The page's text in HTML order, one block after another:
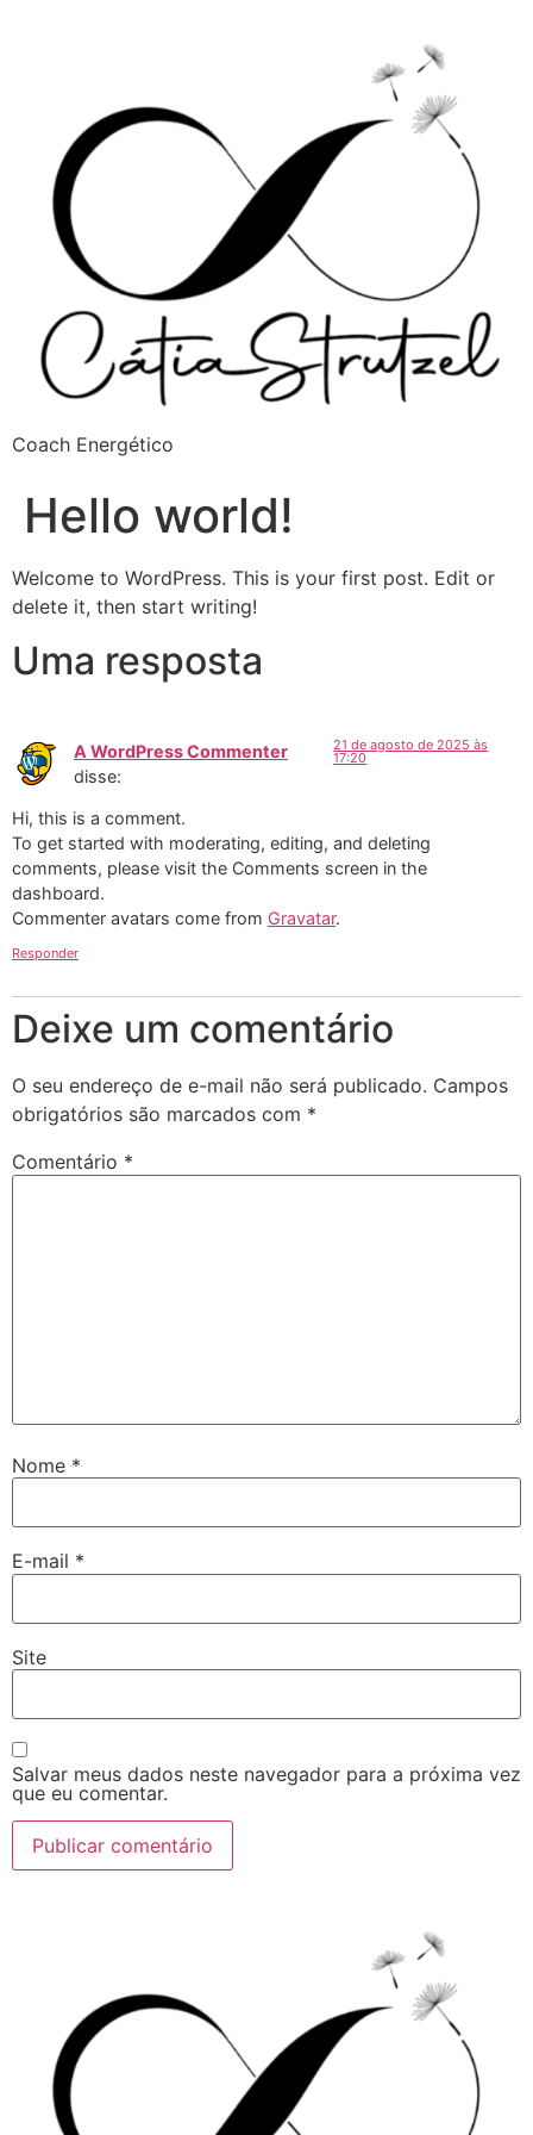
Coach Energético
Hello world!
Welcome to WordPress. This is your first post. Edit or
delete it, then start writing!
Uma resposta
A WordPress Commenter
disse:
21 de agosto de 2025 às
17:20
Hi, this is a comment.
To get started with moderating, editing, and deleting
comments, please visit the Comments screen in the
dashboard.
Commenter avatars come from Gravatar.
Responder
Deixe um comentário
O seu endereço de e-mail não será publicado. Campos
obrigatórios são marcados com *
Comentário *
Nome *
E-mail *
Site
Salvar meus dados neste navegador para a próxima vez
que eu comentar.